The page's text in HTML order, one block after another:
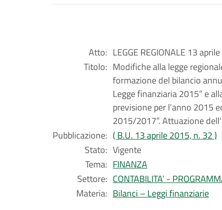
Atto: LEGGE REGIONALE 13
Titolo: Modifiche alla legge
formazione del bilancio
Legge finanziaria 2015” e
previsione per l’anno 2015
2015/2017”. Attuazione
Pubblicazione: ( B.U. 13 aprile 2015, n. 32 )
Stato: Vigente
Tema: FINANZA
Settore: CONTABILITA’ -
Materia: Bilanci – Leggi finanziarie